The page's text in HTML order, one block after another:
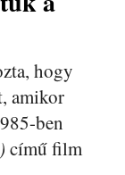
hogy
amikor
ben
című film